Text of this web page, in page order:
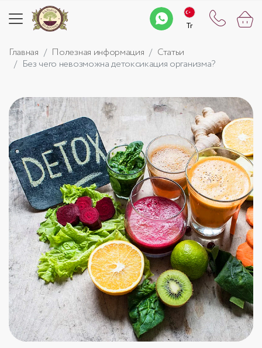
Tr
Tr
Главная Полезная информация
Статьи
Без чего невозможна детоксикация организма?